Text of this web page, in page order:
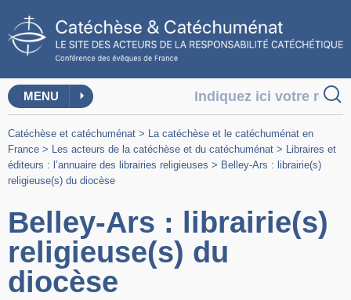
MENU
Catéchèse et catéchuménat > La catéchèse et le catéchuménat en
France > Les acteurs de la catéchèse et du catéchuménat > Libraires et
éditeurs : l’annuaire des librairies religieuses > Belley-Ars : librairie(s)
religieuse(s) du diocèse
Belley-Ars : librairie(s)
religieuse(s) du
diocèse